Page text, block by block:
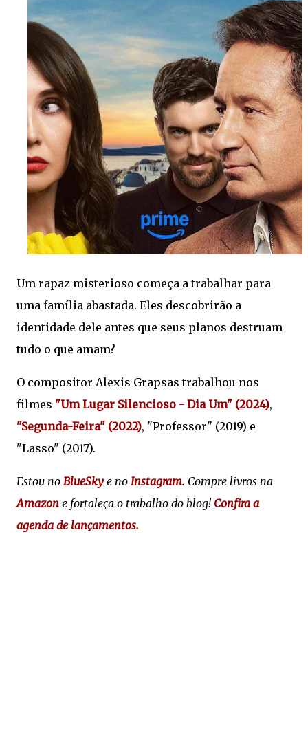
Um rapaz misterioso começa a trabalhar para
uma família abastada. Eles descobrirão a
identidade dele antes que seus planos destruam
tudo o que amam?
O compositor Alexis Grapsas trabalhou nos
filmes "Um Lugar Silencioso - Dia Um" (2024),
"Segunda-Feira" (2022), "Professor" (2019) e
"Lasso" (2017).
Estou no BlueSky e no Instagram. Compre livros na
Amazon e fortaleça o trabalho do blog! Confira a
agenda de lançamentos.